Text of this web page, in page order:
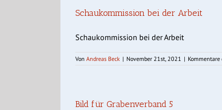
Schaukommission bei der Arbeit
Schaukommission bei der Arbeit
Von Andreas Beck | November 21st, 2021 |
Bild für Grabenverband 5